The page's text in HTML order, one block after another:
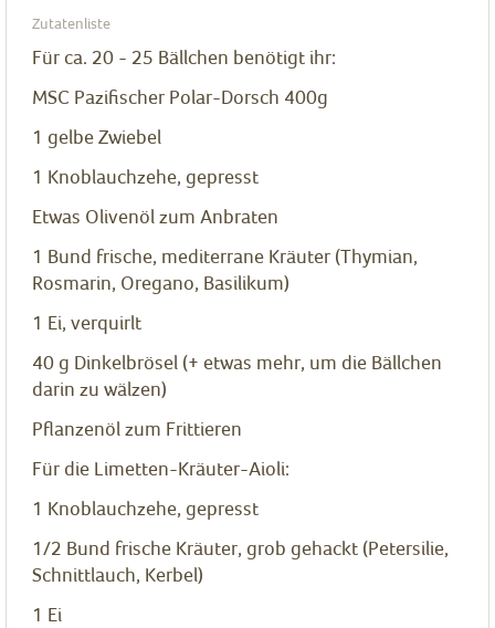
Zutatenliste
Für ca. 20 - 25 Bällchen benötigt ihr:
MSC Pazifischer Polar-Dorsch 400g
1 gelbe Zwiebel
1 Knoblauchzehe, gepresst
Etwas Olivenöl zum Anbraten
1 Bund frische, mediterrane Kräuter (Thymian,
Rosmarin, Oregano, Basilikum)
1 Ei, verquirlt
40 g Dinkelbrösel (+ etwas mehr, um die Bällchen
darin zu wälzen)
Pflanzenöl zum Frittieren
Für die Limetten-Kräuter-Aioli:
1 Knoblauchzehe, gepresst
1/2 Bund frische Kräuter, grob gehackt (Petersilie,
Schnittlauch, Kerbel)
1 Ei